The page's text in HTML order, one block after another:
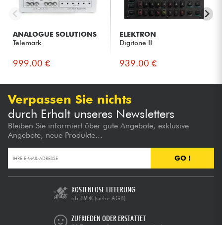
Sounddesigner, die auf einfache Weise organische,
abstrakte und unvorhersehbare Klänge erzeugen möchten.
Buchla-Instrument suchen, das sich einfach über MIDI, USB
oder CV integrieren lässt.
ANALOGUE SOLUTIONS
Telemark
999.00 €
ELEKTRON
Digitone II
939.00 €
Verpassen Sie nichts
durch Erhalt unseres Newsletters
Bleiben Sie informiert über gute Angebote, exklusive
Angebote, neue Produkte...
GO !
KOSTENLOSE LIEFERUNG
ab 89 € (siehe AGB)
ZUFRIEDEN ODER ERSTATTET